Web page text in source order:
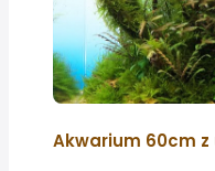
Akwarium 60cm z